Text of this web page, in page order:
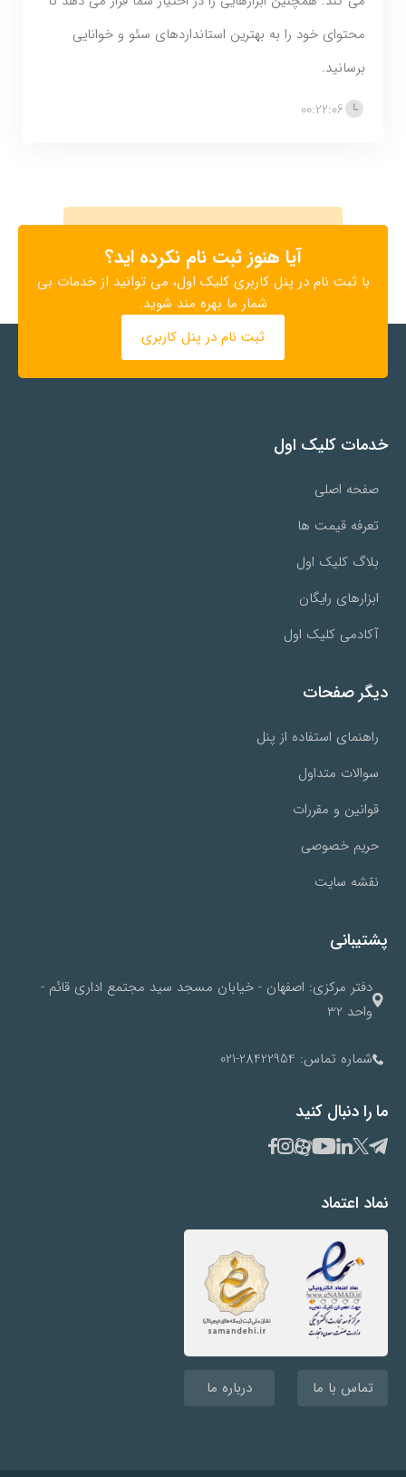
محتوای خود را به بهترین استانداردهای سئو و خوانایی
برسانید.
00:22:06
آیا هنوز ثبت نام نکرده اید؟
با ثبت نام در پنل کاربری کلیک اول، می توانید از خدمات بی
شمار ما بهره مند شوید.
ثبت نام در پنل کاربری
خدمات کلیک اول
صفحه اصلی
تعرفه قیمت ها
بلاگ کلیک اول
ابزارهای رایگان
آکادمی کلیک اول
دیگر صفحات
راهنمای استفاده از پنل
سوالات متداول
قوانین و مقررات
حریم خصوصی
نقشه سایت
پشتیبانی
دفتر مرکزی: اصفهان - خیابان مسجد سید مجتمع اداری قائم -
واحد 32
شماره تماس: 28422954-021
ما را دنبال کنید
نماد اعتماد
تماس با ما درباره ما